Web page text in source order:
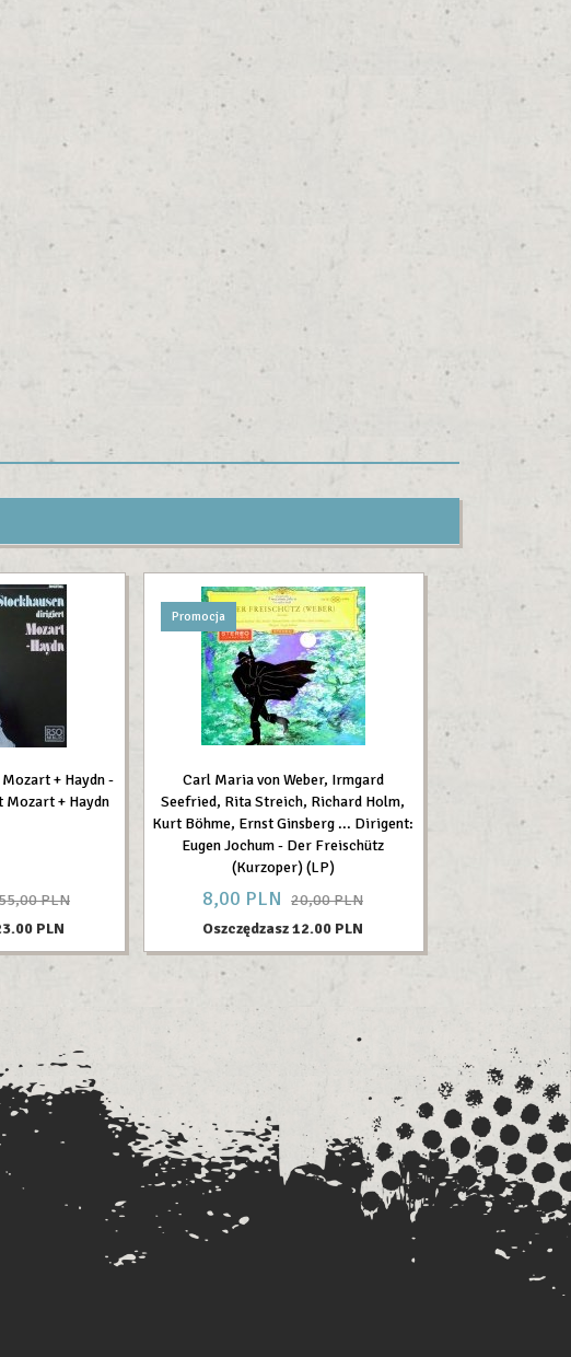
+ Haydn -
+ Haydn
PLN
PLN
Promocja
Carl Maria von Weber, Irmgard
Seefried, Rita Streich, Richard Holm,
Kurt Böhme, Ernst Ginsberg ... Dirigent:
Eugen Jochum - Der Freischütz
(Kurzoper) (LP)
8,00 PLN 20,00 PLN
Oszczędzasz 12.00 PLN